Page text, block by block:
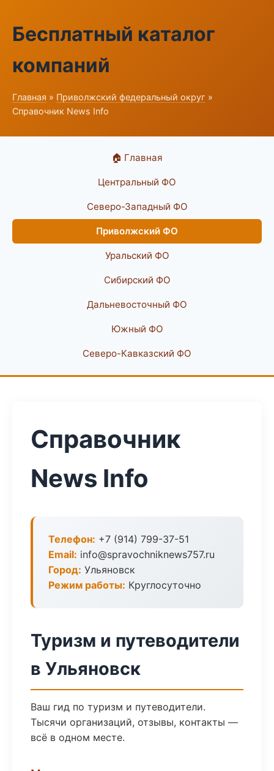
Бесплатный каталог
компаний
Главная » Приволжский федеральный округ »
Справочник News Info
🏠 Главная
Центральный ФО
Северо-Западный ФО
Приволжский ФО
Уральский ФО
Сибирский ФО
Дальневосточный ФО
Южный ФО
Северо-Кавказский ФО
Справочник
News Info
Телефон: +7 (914) 799-37-51
Email: info@spravochniknews757.ru
Город: Ульяновск
Режим работы: Круглосуточно
Туризм и путеводители
в Ульяновск
Ваш гид по туризм и путеводители.
Тысячи организаций, отзывы, контакты —
всё в одном месте.